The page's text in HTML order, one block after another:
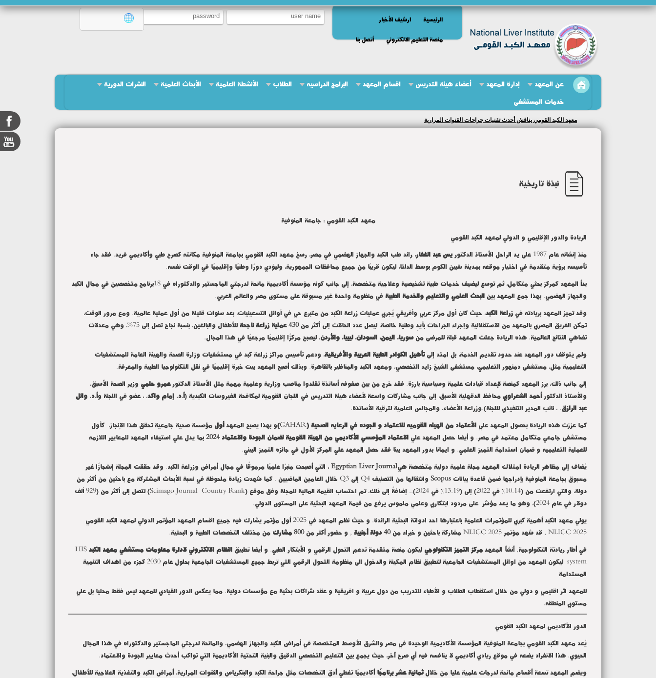
الرئيسية
ارشيف الأخبار
منصة التعليم الالكتروني
أتصل بنا
عن المعهد إدارة المعهد أعضاء هيئة التدريس اقسام المعهد البرامج الدراسيه الطلاب الأنشطة العلمية الأبحاث العلمية
النشرات الدورية
خدمات المستشفى
معهد الكبد القومي يناقش أحدث تقنيات جراحات القنوات المرارية
نبذة تاريخية
معهد الكبد القومي : جامعة المنوفية
الريادة والدور الإقليمي و الدولي لمعهد الكبد القومي
منذ إنشائه عام 1987 على يد الراحل الأستاذ الدكتور
يس عبد الغفار، رائد طب الكبد والجهاز الهضمي في مصر، رسخ معهد الكبد القومي بجامعة المنوفية مكانته كصرح طبي وأكاديمي فريد. فقد جاء
تأسيسه برؤية متقدمة في اختيار موقعه بمدينة شبين الكوم بوسط الدلتا، ليكون قريبًا من جميع محافظات الجمهورية، وليؤدي دورًا وطنيًا وإقليميًا في الوقت نفسه.
بدأ المعهد كمركز بحثي متكامل، ثم توسع ليضيف خدمات طبية تشخيصية وعلاجية متخصصة، إلى جانب كونه مؤسسة أكاديمية مانحة لدرجتي الماجستير والدكتوراه في 18برنامج متخصصين في مجال الكبد
والجهاز الهضمي. بهذا جمع المعهد بينالبحث العلمي والتعليم والخدمة الطبية في منظومة واحدة غير مسبوقة على مستوى مصر والعالم العربي.
وقد تميز المعهد بريادته فيزراعة الكبد، حيث كان أول مركز عربي وأفريقي يُجري عمليات زراعة الكبد من متبرع حي في أوائل التسعينيات، بعد سنوات قليلة من أول عملية عالمية. ومع مرور الوقت،
تمكن الفريق المصري بالمعهد من الاستقلالية وإجراء الجراحات بأيدٍ وطنية خالصة، ليصل عدد الحالات إلى أكثر من430عملية زراعة ناجحة
للأطفال والبالغين، بنسبة نجاح تصل إلى 75%، وهي معدلات
تضاهي النتائج العالمية. هذه الريادة جعلت المعهد قبلة للمرضى منسوريا، اليمن، السودان، ليبيا، والأردن، ليصبح مركزًا إقليميًا مرجعيًا في هذا المجال.
ولم يتوقف دور المعهد عند حدود تقديم الخدمة، بل امتد إلىتأهيل الكوادر الطبية العربية والأفريقية، ودعم تأسيس مراكز زراعة كبد في مستشفيات وزارة الصحة والهيئة العامة للمستشفيات
التعليمية مثل: مستشفى دمنهور التعليمي، مستشفى الشيخ زايد التخصصي، ومعهد الكبد والمناظير بالقاهرة. وبذلك أصبح المعهد بيت خبرة إقليميًا في نقل التكنولوجيا الطبية والمعرفة.
إلى جانب ذلك، برز المعهد كمنصة لإعداد قيادات علمية وسياسية بارزة. فقد خرج من بين صفوفه أساتذة تقلدوا مناصب وزارية وعلمية مهمة مثل الأستاذ الدكتورعمرو حلمي وزير الصحة الأسبق،
والأستاذ الدكتورأحمد الشعراويمحافظ الدقهلية الأسبق، إلى جانب مشاركات واسعة لأعضاء هيئة التدريس في اللجان القومية لمكافحة الفيروسات الكبدية (أ.د. إمام واكد، ، عضو في اللجنة وأ.د. وائل
عبد الرازق. ، نائب المدير التنفيذي لللجنة).وزراعة الأعضاء، والمجالس العلمية لترقية الأساتذة.
كما عززت هذه الريادة بحصول المعهد علي الأعتماد من الهيئه القوميه للاعتماد و الجوده في الرعايه الصحية (GAHAR
)و بهذا يصبح المعهدأول مؤسسة صحية جامعية تحقق هذا الإنجاز، كأول
مستشفى جامعي متكامل معتمد في مصر. و أيضا حصل المعهد علي الاعتماد المؤسسي الأكاديمي من الهيئة القومية لضمان الجودة والاعتماد 2024
بما يدل علي استيفاء المعهد للمعايير اللازمه
للعملية التعليميه و ضمان استدامة التميز العلمي. و ايمانا بدور المعهد بيئا فقد حصل المعهد علي المركز الأول في جائزه التميز البيئي.
يُضاف إلى مظاهر الريادة امتلاك المعهد مجلة علمية دولية متخصصة هيEgyptian Liver Journal، التي أصبحت منبرًا علميًا مرموقًا في مجال أمراض وزراعة الكبد. وقد حققت المجلة إنشجازًا غير
مسبوق بجامعة المنوفية بإدراجها ضمن قاعدة بياناتScopusوانتقالها من التصنيف Q4 إلى Q3 خلال العامين الماضيين . كما شهدت زيادة ملحوظة في نسبة الأبحاث المشتركة مع باحثين من أكثر من
دولة، والتي ارتفعت من (10.14٪ في 2022) إلى (13.19٪ في 2024).. إضافةً إلى ذلك، تم احتساب القيمة المالية للمجلة وفق موقع (
Scimago Journal Country Rank
) لتصل إلى أكثر من (929 ألف
دولار في عام 2024)، وهو ما يعد مؤشراً على مردود ابتكاري وعلمي ملموس يرفع من قيمة المعهد البحثية على المستوى الدولي.
يولي معهد الكبد أهمية كبري للمؤتمرات العلمية باعتبارها احد ادواتة البحثية الرائدة. و حيث نظم المعهد في 2025 أول مؤتمر يشارك فيه جميع اقسام المعهد المؤتمر الدولي لمعهد الكبد القومي
NLICC 2025 , قد شهد مؤتمر NLICC 2025مشاركة باحثين و خبراء من40 دولة أجنبية , و حضور أكثر من800 مشارك
من مختلف التخصصات الطبية و البحثية.
في أطار ريادتة التكنولوجية, أنشأ المعهد مركز التميز التكنولوجي ليكون منصة متقدمة تدعم التحول الرقمي و الأبتكار الطبي. و أيضا تطبيق النظام الالكتروني لادارة معلومات مستشفي معهد الكبد HIS
system
ليكون المعهد من اوائل المستشفيات الجامعية لتطبيق نظام المكينة والدخول الى منظومة التحول الرقمي التي تربط جميع المستشفيات الجامعية بحلول عام 2030 كجزء من اهداف التنمية
المستدامة
للمعهد اثر اقليمي و دولي من خلال استقطاب الطلاب و الأطباء للتدريب من دول عربية و افريقية و عقد شراكات بحثية مع مؤسسات دولية. مما يعكس الدور القيادي للمعهد ليس فقط محليا بل علي
مستوي المنطقه.
الدور الأكاديمي لمعهد الكبد القومي
يُعد معهد الكبد القومي بجامعة المنوفية المؤسسة الأكاديمية الوحيدة في مصر والشرق الأوسط المتخصصة في أمراض الكبد والجهاز الهضمي، والمانحة لدرجتي الماجستير والدكتوراه في هذا المجال
الحيوي. هذا الانفراد يضعه في موقع ريادي أكاديمي لا ينافسه فيه أي صرح آخر، حيث يجمع بين التعليم التخصصي الدقيق والبنية التحتية الأكاديمية التي تواكب أحدث معايير الجودة والاعتماد.
ويضم المعهد تسعة أقسام مانحة لدرجات علمية عليا من خلالثمانية عشر برنامجًا أكاديميًا تغطي أدق التخصصات مثل جراحة الكبد والبنكرياس والقنوات المرارية، أمراض الكبد والتغذية العلاجية للأطفال،